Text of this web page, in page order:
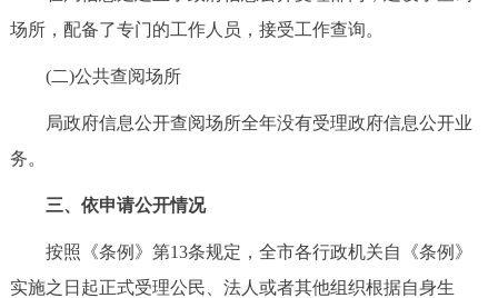
场所，配备了专门的工作人员，接受工作查询。
(二)公共查阅场所
局政府信息公开查阅场所全年没有受理政府信息公开业
务。
三、依申请公开情况
按照《条例》第13条规定，全市各行政机关自《条例》
实施之日起正式受理公民、法人或者其他组织根据自身生